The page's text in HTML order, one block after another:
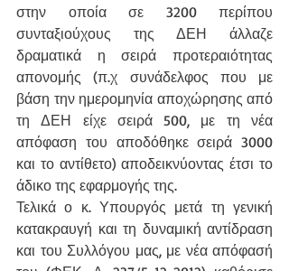
στην οποία σε 3200 περίπου
συνταξιούχους της ΔΕΗ άλλαζε
δραματικά η σειρά προτεραιότητας
απονομής (π.χ συνάδελφος που με
βάση την ημερομηνία αποχώρησης από
τη ΔΕΗ είχε σειρά 500, με τη νέα
απόφαση του αποδόθηκε σειρά 3000
και το αντίθετο) αποδεικνύοντας έτσι το
άδικο της εφαρμογής της.
Τελικά ο κ. Υπουργός μετά τη γενική
κατακραυγή και τη δυναμική αντίδραση
και του Συλλόγου μας, με νέα απόφασή